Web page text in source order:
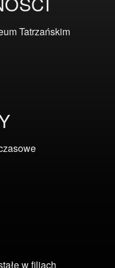
Tatrzańskim
w filiach